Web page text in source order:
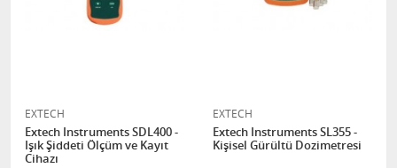
EXTECH
Extech Instruments SDL400 -
Işık Şiddeti Ölçüm ve Kayıt
Cihazı
EXTECH
Extech Instruments SL355 -
Kişisel Gürültü Dozimetresi